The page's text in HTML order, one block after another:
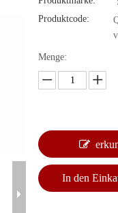
Produktcode:
Menge:
In den